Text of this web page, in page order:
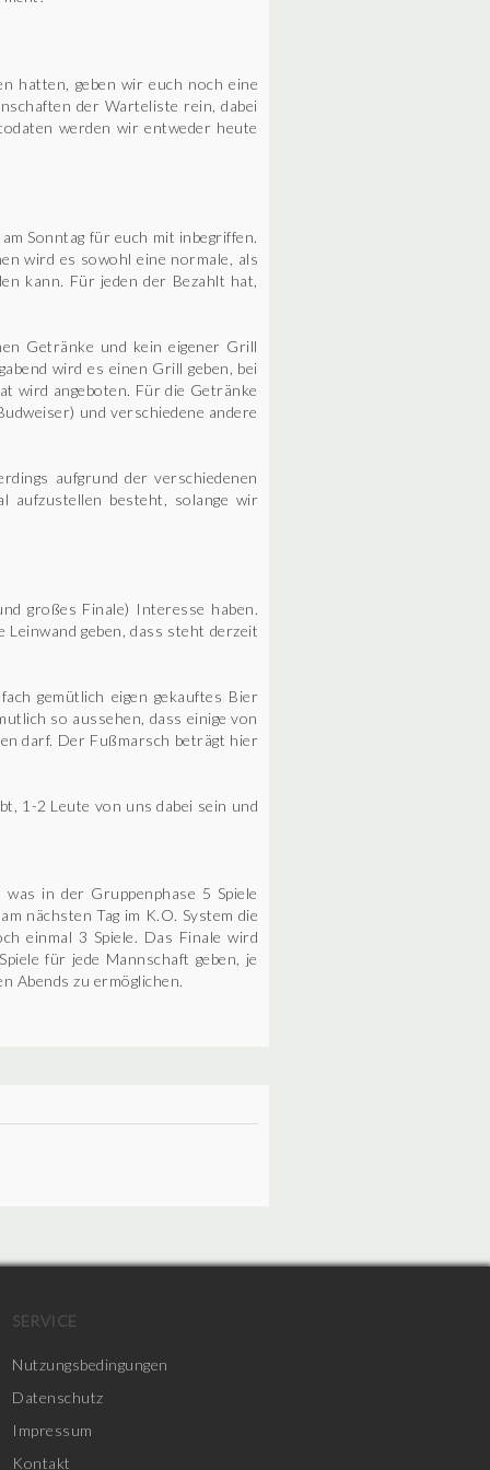
hatten, geben wir euch noch eine
der Warteliste rein, dabei
werden wir entweder heute
Sonntag für euch mit inbegriffen.
wird es sowohl eine normale, als
kann. Für jeden der Bezahlt hat,
Getränke und kein eigener Grill
wird es einen Grill geben, bei
wird angeboten. Für die Getränke
und verschiedene andere
aufgrund der verschiedenen
aufzustellen besteht, solange wir
großes Finale) Interesse haben.
geben, dass steht derzeit
gemütlich eigen gekauftes Bier
so aussehen, dass einige von
darf. Der Fußmarsch beträgt hier
1-2 Leute von uns dabei sein und
in der Gruppenphase 5 Spiele
nächsten Tag im K.O. System die
einmal 3 Spiele. Das Finale wird
für jede Mannschaft geben, je
Abends zu ermöglichen.
SERVICE
Nutzungsbedingungen
Datenschutz
Impressum
Kontakt